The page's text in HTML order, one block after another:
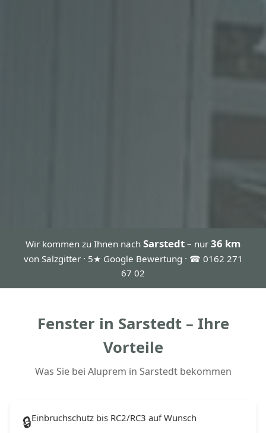
Wir kommen zu Ihnen nach Sarstedt – nur 36 km
von Salzgitter · 5★ Google Bewertung · ☎ 0162 271
67 02
Fenster in Sarstedt – Ihre
Vorteile
Was Sie bei Aluprem in Sarstedt bekommen
🔒Einbruchschutz bis RC2/RC3 auf Wunsch